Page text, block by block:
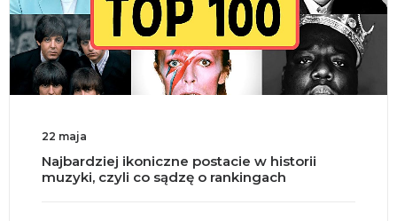
22 maja
Najbardziej ikoniczne postacie w historii
muzyki, czyli co sądzę o rankingach